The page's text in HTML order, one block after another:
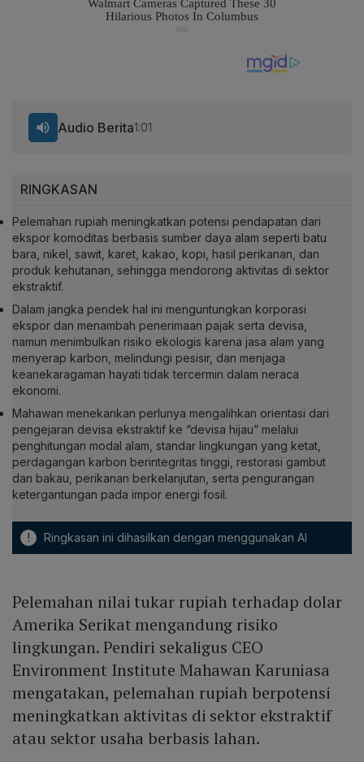
RINGKASAN
Pelemahan rupiah meningkatkan potensi pendapatan dari
ekspor komoditas berbasis sumber daya alam seperti batu
bara, nikel, sawit, karet, kakao, kopi, hasil perikanan, dan
produk kehutanan, sehingga mendorong aktivitas di sektor
ekstraktif.
Dalam jangka pendek hal ini menguntungkan korporasi
ekspor dan menambah penerimaan pajak serta devisa,
namun menimbulkan risiko ekologis karena jasa alam yang
menyerap karbon, melindungi pesisir, dan menjaga
keanekaragaman hayati tidak tercermin dalam neraca
ekonomi.
Mahawan menekankan perlunya mengalihkan orientasi dari
pengejaran devisa ekstraktif ke “devisa hijau” melalui
penghitungan modal alam, standar lingkungan yang ketat,
perdagangan karbon berintegritas tinggi, restorasi gambut
dan bakau, perikanan berkelanjutan, serta pengurangan
ketergantungan pada impor energi fosil.
! Ringkasan ini dihasilkan dengan menggunakan AI
Audio Berita1:01
Pelemahan nilai tukar rupiah terhadap dolar
Amerika Serikat mengandung risiko
lingkungan. Pendiri sekaligus CEO
Environment Institute Mahawan Karuniasa
mengatakan, pelemahan rupiah berpotensi
meningkatkan aktivitas di sektor ekstraktif
atau sektor usaha berbasis lahan.